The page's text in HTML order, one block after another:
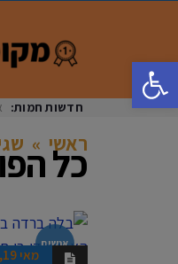
פתח סרגל נגישות
חדשות חמות:
ראשי » כל
אנשים
מאי 19, 2021